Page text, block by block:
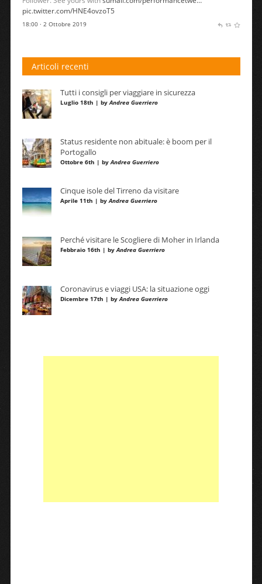
pic.twitter.com/HNE4ovzoT5
18:00 · 2 Ottobre 2019
Articoli recenti
Tutti i consigli per viaggiare in sicurezza
Luglio 18th | byAndrea Guerriero
Status residente non abituale: è boom per il
Portogallo
Ottobre 6th | byAndrea Guerriero
Cinque isole del Tirreno da visitare
Aprile 11th | byAndrea Guerriero
Perché visitare le Scogliere di Moher in Irlanda
Febbraio 16th | byAndrea Guerriero
Coronavirus e viaggi USA: la situazione oggi
Dicembre 17th | byAndrea Guerriero